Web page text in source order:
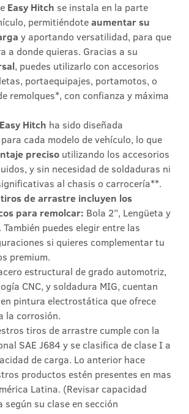
Easy Hitch se instala en la parte
permitiéndoteaumentar su
y aportando versatilidad, para que
a donde quieras. Gracias a su
, puedes utilizarlo con accesorios
portaequipajes, portamotos, o
remolques*, con confianza y máxima
Easy Hitch ha sido diseñada
cada modelo de vehículo, lo que
preciso utilizando los accesorios
y sin necesidad de soldaduras ni
al chasis o carrocería**.
de arrastre incluyen los
para remolcar: Bola 2”, Lengüeta y
puedes elegir entre las
si quieres complementar tu
premium.
estructural de grado automotriz,
CNC, y soldadura MIG, cuentan
pintura electrostática que ofrece
la corrosión.
tiros de arrastre cumple con la
SAE J684 y se clasifica de clase I a
de carga. Lo anterior hace
productos estén presentes en mas
Latina. (Revisar capacidad
según su clase en sección